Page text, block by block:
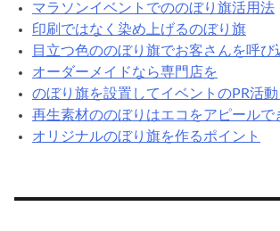
マラソンイベントでののぼり旗活用法
印刷ではなく染め上げるのぼり旗
目立つ色ののぼり旗でお客さんを呼び
オーダーメイドなら専門店を
のぼり旗を設置してイベントのPR活
再生素材ののぼりはエコをアピールで
オリジナルのぼり旗を作るポイント